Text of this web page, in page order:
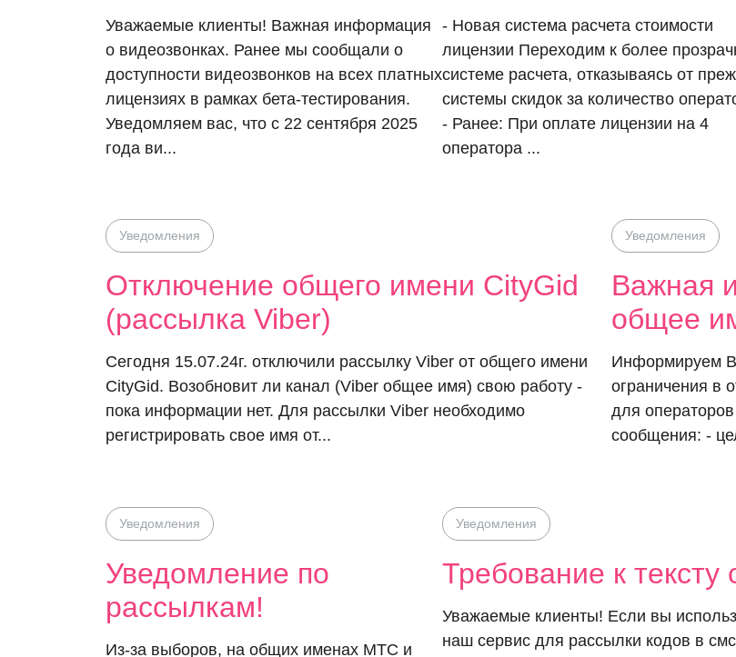
Уважаемые клиенты! Важная информация
о видеозвонках. Ранее мы сообщали о
доступности видеозвонков на всех платных
лицензиях в рамках бета-тестирования.
Уведомляем вас, что с 22 сентября 2025
года ви...
- Новая система расчета стоимости
лицензии Переходим к более
системе расчета, отказываясь от
системы скидок за количество
- Ранее: При оплате лицензии на 4
оператора ...
Уведомления
Отключение общего имени CityGid
(рассылка Viber)
Сегодня 15.07.24г. отключили рассылку Viber от общего имени
CityGid. Возобновит ли канал (Viber общее имя) свою работу -
пока информации нет. Для рассылки Viber необходимо
регистрировать свое имя от...
Уведомления
Важная
общее
Информируем
ограничения в
для
сообщения: -
Уведомления
Уведомление по
рассылкам!
Из-за выборов, на общих именах МТС и
Уведомления
Требование к тексту
Уважаемые клиенты! Если вы
наш сервис для рассылки кодов в